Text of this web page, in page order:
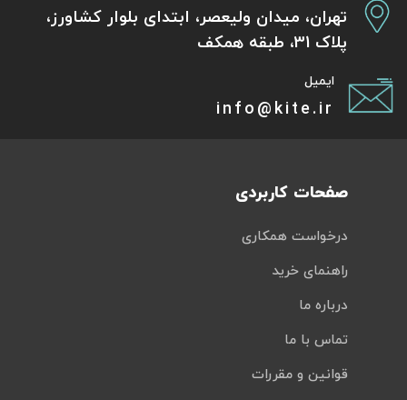
تهران، میدان ولیعصر، ابتدای بلوار کشاورز،
پلاک 31، طبقه همکف
ایمیل
info@kite.ir
صفحات کاربردی
درخواست همکاری
راهنمای خرید
درباره ما
تماس با ما
قوانین و مقررات